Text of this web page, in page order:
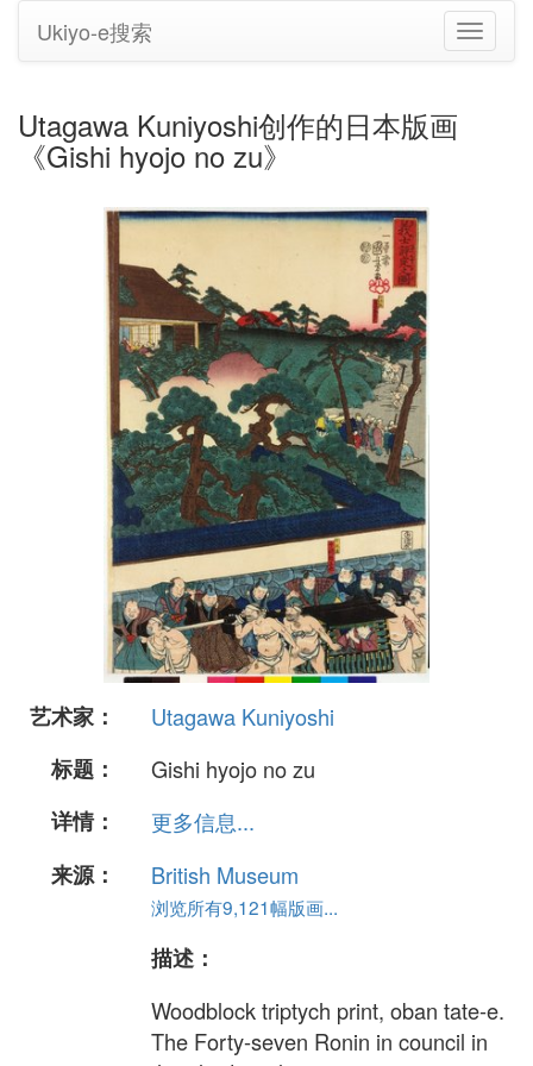
切
换
Ukiyo-e搜索
Utagawa Kuniyoshi创作的日本版画
《Gishi hyojo no zu》
艺术家：
Utagawa Kuniyoshi
标题：
Gishi hyojo no zu
详情：
更多信息...
来源：
British Museum
浏览所有9,121幅版画...
描述：
Woodblock triptych print, oban tate-e.
The Forty-seven Ronin in council in